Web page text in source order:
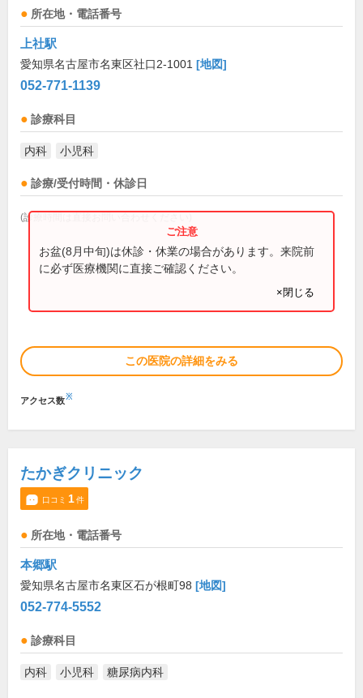
所在地・電話番号
上社駅
愛知県名古屋市名東区社口2-1001 [地図]
052-771-1139
診療科目
内科 小児科
診療/受付時間・休診日
(診療時間は直接お問い合わせください)
お盆(8月中旬)は休診・休業の場合があります。来院前
に必ず医療機関に直接ご確認ください。
×閉じる
この医院の詳細をみる
アクセス数※
たかぎクリニック
口コミ 1件
所在地・電話番号
本郷駅
愛知県名古屋市名東区石が根町98 [地図]
052-774-5552
診療科目
内科 小児科 糖尿病内科